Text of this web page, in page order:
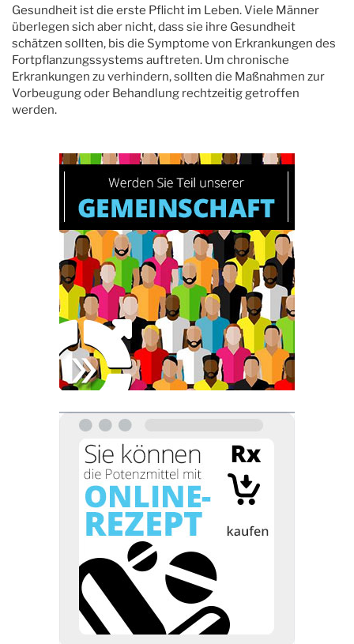
Gesundheit ist die erste Pflicht im Leben. Viele Männer
überlegen sich aber nicht, dass sie ihre Gesundheit
schätzen sollten, bis die Symptome von Erkrankungen des
Fortpflanzungssystems auftreten. Um chronische
Erkrankungen zu verhindern, sollten die Maßnahmen zur
Vorbeugung oder Behandlung rechtzeitig getroffen
werden.